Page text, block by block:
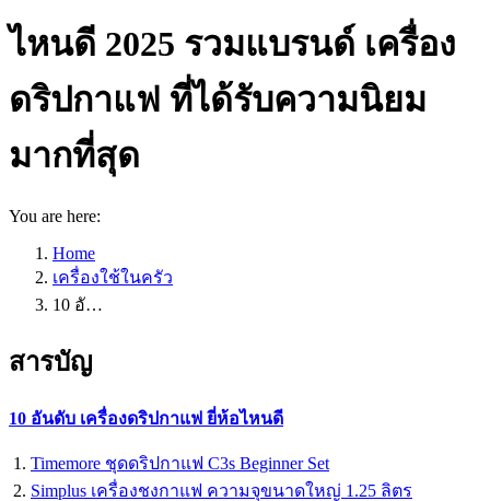
ไหนดี 2025 รวมแบรนด์ เครื่อง
ดริปกาแฟ ที่ได้รับความนิยม
มากที่สุด
You are here:
Home
เครื่องใช้ในครัว
10 อั…
สารบัญ
10 อันดับ เครื่องดริปกาแฟ ยี่ห้อไหนดี
Timemore ชุดดริปกาแฟ C3s Beginner Set
Simplus เครื่องชงกาแฟ ความจุขนาดใหญ่ 1.25 ลิตร